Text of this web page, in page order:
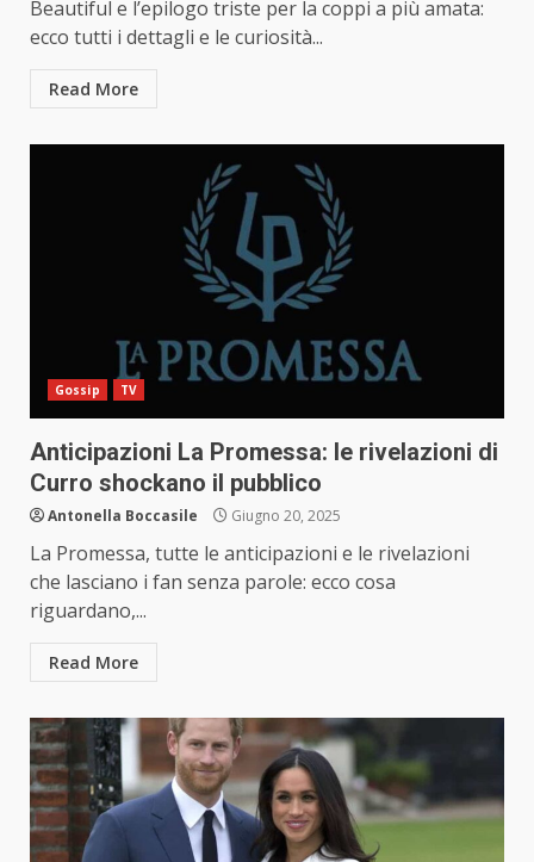
Beautiful e l’epilogo triste per la coppi a più amata:
ecco tutti i dettagli e le curiosità...
Read More
Gossip TV
Anticipazioni La Promessa: le rivelazioni di
Curro shockano il pubblico
Antonella Boccasile Giugno 20, 2025
La Promessa, tutte le anticipazioni e le rivelazioni
che lasciano i fan senza parole: ecco cosa
riguardano,...
Read More